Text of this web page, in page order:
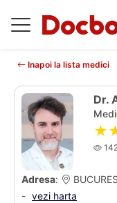
Inapoi la lista medici
Dr.
Adresa:
- vezi harta